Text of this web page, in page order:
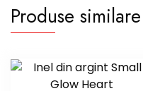
Produse similare